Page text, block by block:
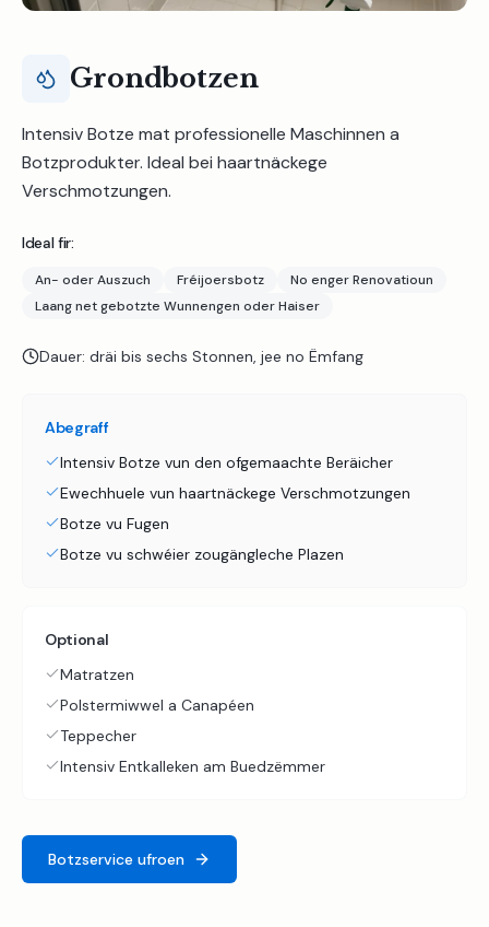
Grondbotzen
Intensiv Botze mat professionelle Maschinnen a
Botzprodukter. Ideal bei haartnäckege
Verschmotzungen.
Ideal fir:
An- oder Auszuch Fréijoersbotz
No enger Renovatioun
Laang net gebotzte Wunnengen oder Haiser
Dauer: dräi bis sechs Stonnen, jee no Ëmfang
Abegraff
Intensiv Botze vun den ofgemaachte Beräicher
Ewechhuele vun haartnäckege Verschmotzungen
Botze vu Fugen
Botze vu schwéier zougängleche Plazen
Optional
Matratzen
Polstermiwwel a Canapéen
Teppecher
Intensiv Entkalleken am Buedzëmmer
Botzservice ufroen